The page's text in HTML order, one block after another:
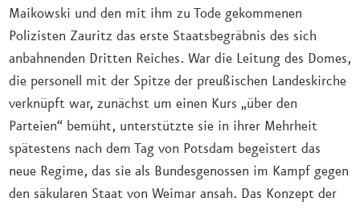
Maikowski und den mit ihm zu Tode gekommenen
Polizisten Zauritz das erste Staatsbegräbnis des sich
anbahnenden Dritten Reiches. War die Leitung des Domes,
die personell mit der Spitze der preußischen Landeskirche
verknüpft war, zunächst um einen Kurs „über den
Parteien“ bemüht, unterstützte sie in ihrer Mehrheit
spätestens nach dem Tag von Potsdam begeistert das
neue Regime, das sie als Bundesgenossen im Kampf gegen
den säkularen Staat von Weimar ansah. Das Konzept der